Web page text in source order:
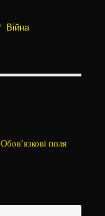
Категорії
Війна
Обов’язкові поля